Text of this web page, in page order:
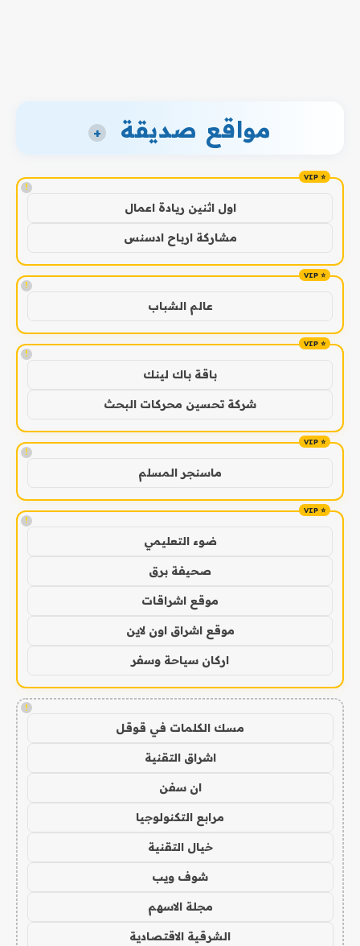
مواقع صديقة +
!
اول اثنين ريادة اعمال
مشاركة ارباح ادسنس
!
عالم الشباب
!
باقة باك لينك
شركة تحسين محركات البحث
!
ماسنجر المسلم
!
ضوء التعليمي
صحيفة برق
موقع اشراقات
موقع اشراق اون لاين
اركان سياحة وسفر
!
مسك الكلمات في قوقل
اشراق التقنية
ان سفن
مرابع التكنولوجيا
خيال التقنية
شوف ويب
مجلة الاسهم
الشرقية الاقتصادية